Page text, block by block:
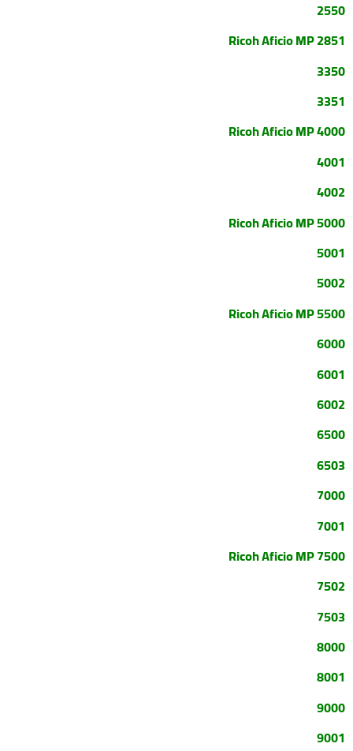
2550
Ricoh Aficio MP 2851
3350
3351
Ricoh Aficio MP 4000
4001
4002
Ricoh Aficio MP 5000
5001
5002
Ricoh Aficio MP 5500
6000
6001
6002
6500
6503
7000
7001
Ricoh Aficio MP 7500
7502
7503
8000
8001
9000
9001